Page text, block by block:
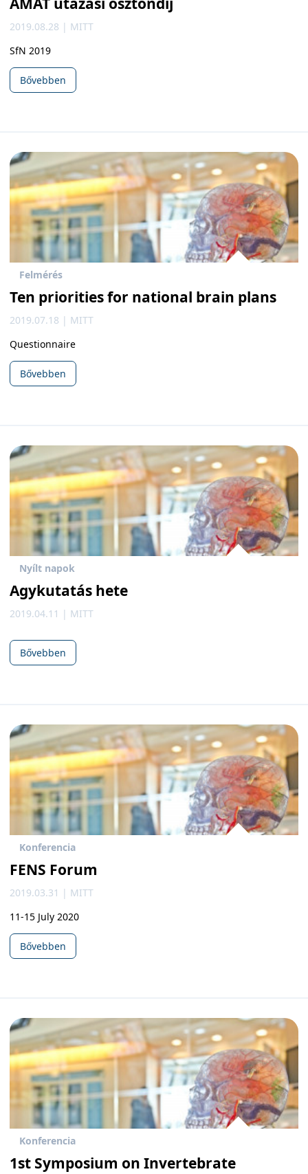
2019.08.28 | MITT
SfN 2019
Bővebben
Felmérés
Ten priorities for national brain plans
2019.07.18 | MITT
Questionnaire
Bővebben
Nyílt napok
Agykutatás hete
2019.04.11 | MITT
Bővebben
Konferencia
FENS Forum
2019.03.31 | MITT
11-15 July 2020
Bővebben
Konferencia
1st Symposium on Invertebrate